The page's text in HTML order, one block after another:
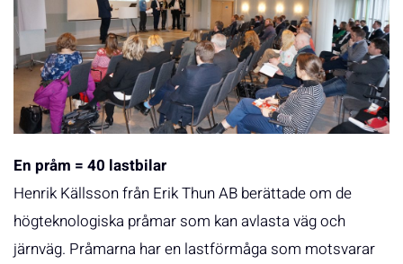
En pråm = 40 lastbilar
Henrik Källsson från Erik Thun AB berättade om de
högteknologiska pråmar som kan avlasta väg och
järnväg. Pråmarna har en lastförmåga som motsvarar